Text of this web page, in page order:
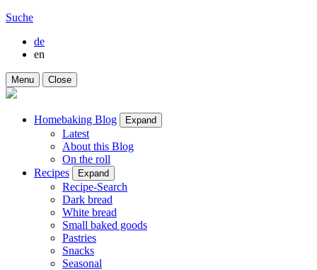
Suche
de
en
Menu Close
Homebaking Blog Expand
Latest
About this Blog
On the roll
Recipes
Expand
Recipe-Search
Dark bread
White bread
Small baked goods
Pastries
Snacks
Seasonal